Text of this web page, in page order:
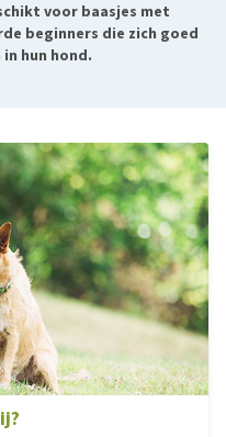
voor baasjes met
beginners die zich goed
hun hond.